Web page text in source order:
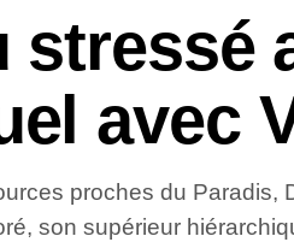
stressé
avec
proches du Paradis,
son supérieur